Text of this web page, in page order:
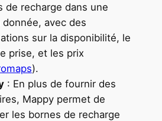
de recharge dans une
donnée, avec des
sur la disponibilité, le
prise, et les prix
).
: En plus de fournir des
Mappy permet de
les bornes de recharge